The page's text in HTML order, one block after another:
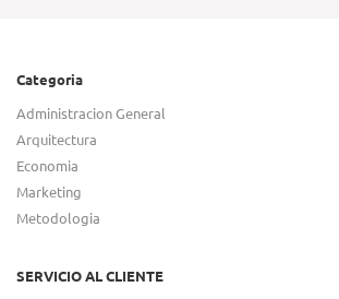
Categoria
Administracion General
Arquitectura
Economia
Marketing
Metodologia
SERVICIO AL CLIENTE